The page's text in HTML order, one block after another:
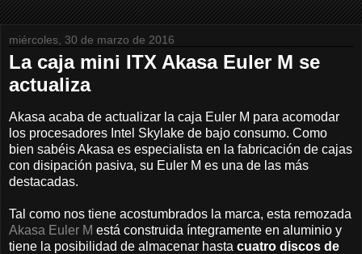
miércoles, 30 de marzo de 2016
La caja mini ITX Akasa Euler M se
actualiza
Akasa acaba de actualizar la caja Euler M para acomodar
los procesadores Intel Skylake de bajo consumo. Como
bien sabéis Akasa es especialista en la fabricación de cajas
con disipación pasiva, su Euler M es una de las más
destacadas.
Tal como nos tiene acostumbrados la marca, esta remozada
Akasa Euler M está construida íntegramente en aluminio y
tiene la posibilidad de almacenar hasta cuatro discos de